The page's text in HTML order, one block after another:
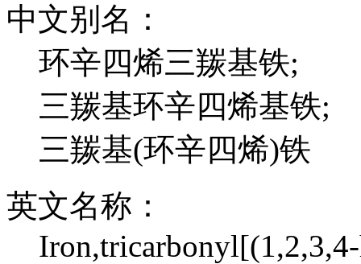
中文别名：
环辛四烯三羰基铁;
三羰基环辛四烯基铁;
三羰基(环辛四烯)铁
英文名称：